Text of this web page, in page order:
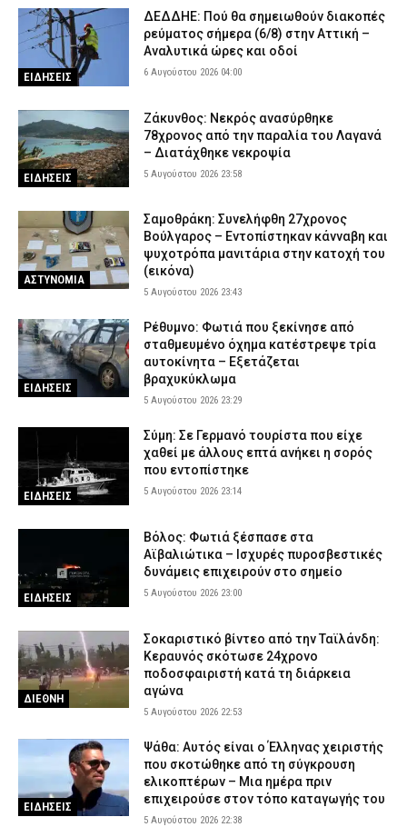
ΣΩΜΑΤΑ ΑΣΦΑΛΕΙΑΣ 5 Αυγούστου 2026 17:53
Οινόη – Χαλκίδα: Διακοπή σιδηροδρομικής γραμμής λόγω
φωτιάς – Τι ανακοίνωσε η Hellenic Train
ΕΙΔΗΣΕΙΣ 5 Αυγούστου 2026 17:42
Εκτεταμένες επιχειρήσεις της ΕΛ.ΑΣ. οδήγησαν σε 23
συλλήψεις στη Στερεά Ελλάδα
ΑΣΤΥΝΟΜΙΑ 5 Αυγούστου 2026 17:31
Σοκαριστικό βίντεο: Η στιγμή που η φωτιά εισβάλλει στο Πόρτο
Γερμενό και κατακαίει τα πάντα
ΕΙΔΗΣΕΙΣ 5 Αυγούστου 2026 17:18
Πολύ υψηλός κίνδυνος πυρκαγιάς την Πέμπτη – Σε Red Code
Αττική, Βοιωτία και Εύβοια
5 Αυγούστου 2026 17:07
Μπορεί ένα αυτοκίνητο να ξεπεράσει τα 300.000 χιλιόμετρα; –
Τι καθορίζει πραγματικά τη διάρκεια ζωής του
AUTO MOTO 5 Αυγούστου 2026 16:59
ΕΙΔΗΣΕΙΣ
ΔΕΔΔΗΕ: Πού θα σημειωθούν διακοπές
ρεύματος σήμερα (6/8) στην Αττική –
Αναλυτικά ώρες και οδοί
6 Αυγούστου 2026 04:00
ΕΙΔΗΣΕΙΣ
Ζάκυνθος: Νεκρός ανασύρθηκε
78χρονος από την παραλία του Λαγανά
– Διατάχθηκε νεκροψία
5 Αυγούστου 2026 23:58
ΑΣΤΥΝΟΜΙΑ
Σαμοθράκη: Συνελήφθη 27χρονος
Βούλγαρος – Εντοπίστηκαν κάνναβη και
ψυχοτρόπα μανιτάρια στην κατοχή του
(εικόνα)
5 Αυγούστου 2026 23:43
ΕΙΔΗΣΕΙΣ
Ρέθυμνο: Φωτιά που ξεκίνησε από
σταθμευμένο όχημα κατέστρεψε τρία
αυτοκίνητα – Εξετάζεται
βραχυκύκλωμα
5 Αυγούστου 2026 23:29
ΕΙΔΗΣΕΙΣ
Σύμη: Σε Γερμανό τουρίστα που είχε
χαθεί με άλλους επτά ανήκει η σορός
που εντοπίστηκε
5 Αυγούστου 2026 23:14
ΕΙΔΗΣΕΙΣ
Βόλος: Φωτιά ξέσπασε στα
Αϊβαλιώτικα – Ισχυρές πυροσβεστικές
δυνάμεις επιχειρούν στο σημείο
5 Αυγούστου 2026 23:00
ΔΙΕΘΝΗ
Σοκαριστικό βίντεο από την Ταϊλάνδη:
Κεραυνός σκότωσε 24χρονο
ποδοσφαιριστή κατά τη διάρκεια
αγώνα
5 Αυγούστου 2026 22:53
ΕΙΔΗΣΕΙΣ
Ψάθα: Αυτός είναι ο Έλληνας χειριστής
που σκοτώθηκε από τη σύγκρουση
ελικοπτέρων – Μια ημέρα πριν
επιχειρούσε στον τόπο καταγωγής του
5 Αυγούστου 2026 22:38